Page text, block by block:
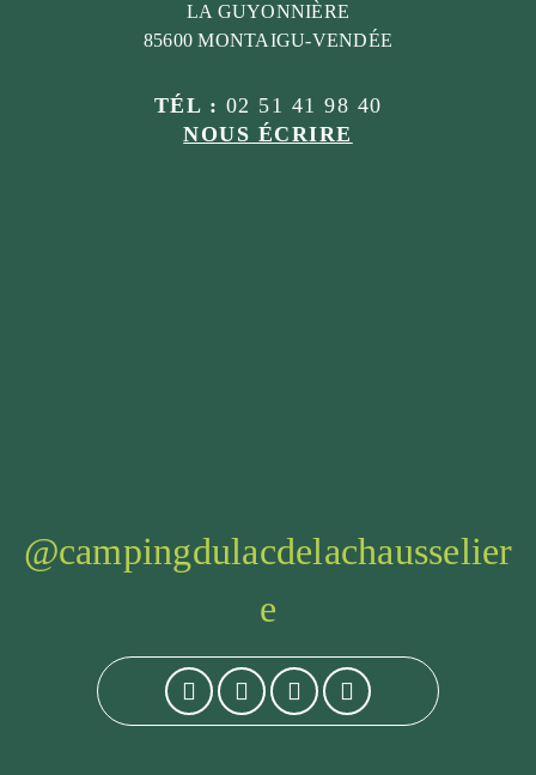
LA GUYONNIÈRE
85600 MONTAIGU-VENDÉE
TÉL : 02 51 41 98 40
NOUS ÉCRIRE
@campingdulacdelachausselier
e